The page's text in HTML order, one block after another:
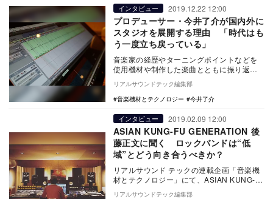
インタビュー 2019.12.22 12:00
プロデューサー・今井了介が国内外に
スタジオを展開する理由 「時代はも
う一度立ち戻っている」
音楽家の経歴やターニングポイントなどを
使用機材や制作した楽曲とともに振り返る
連載「音楽機材とテクノロジー」。第三回
には、安室奈美…
リアルサウンドテック編集部
音楽機材とテクノロジー
今井了介
インタビュー 2019.02.09 12:00
ASIAN KUNG-FU GENERATION 後
藤正文に聞く ロックバンドは“低
域”とどう向き合うべきか？
リアルサウンド テックの連載企画「音楽機
材とテクノロジー」にて、ASIAN KUNG-
FU GENERATIONの後藤正文にイン…
リアルサウンドテック編集部